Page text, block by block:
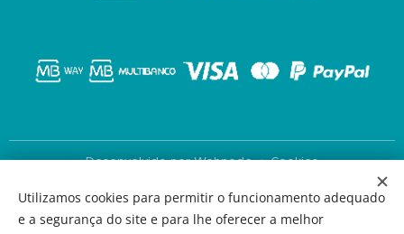
Desenvolvido porWebnode Cookies
Idiomas
Português
English
Utilizamos cookies para permitir o funcionamento adequado
e a segurança do site e para lhe oferecer a melhor